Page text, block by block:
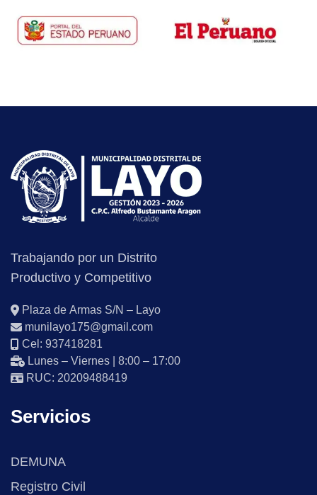
Trabajando por un Distrito
Productivo y Competitivo
Plaza de Armas S/N – Layo
munilayo175@gmail.com
Cel: 937418281
Lunes – Viernes | 8:00 – 17:00
RUC: 20209488419
Servicios
DEMUNA
Registro Civil